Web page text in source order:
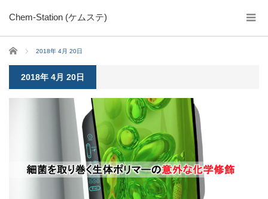
Chem-Station (ケムステ)
ホーム 2018年 4月 20日
2018年 4月 20日